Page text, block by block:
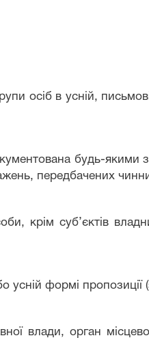
осіб в усній,
будь-
передбачених
крім суб’єктів
формі пропозиції
влади, орган